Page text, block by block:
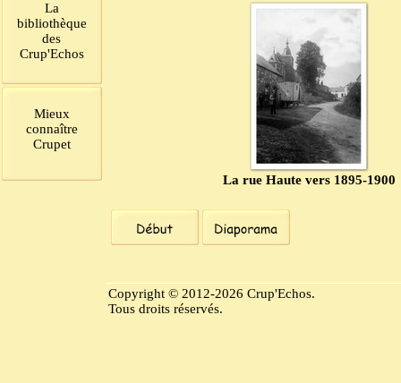
La
bibliothèque
des
Crup'Echos
Mieux
connaître
Crupet
La rue Haute vers 1895-1900
Copyright © 2012-2026 Crup'Echos.
Tous droits réservés.